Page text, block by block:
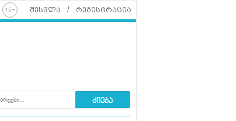
შესვლა რეგისტრაცია
ძიება